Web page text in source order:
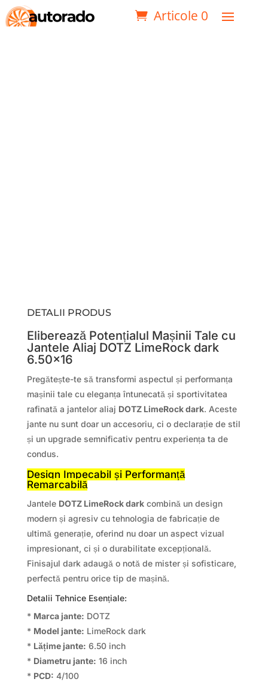
Articole 0
DETALII PRODUS
Eliberează Potențialul Mașinii Tale cu
Jantele Aliaj DOTZ LimeRock dark
6.50×16
Pregătește-te să transformi aspectul și performanța
mașinii tale cu eleganța întunecată și sportivitatea
rafinată a jantelor aliaj DOTZ LimeRock dark. Aceste
jante nu sunt doar un accesoriu, ci o declarație de stil
și un upgrade semnificativ pentru experiența ta de
condus.
Design Impecabil și Performanță
Remarcabilă
Jantele DOTZ LimeRock darkcombină un design
modern și agresiv cu tehnologia de fabricație de
ultimă generație, oferind nu doar un aspect vizual
impresionant, ci și o durabilitate excepțională.
Finisajul dark adaugă o notă de mister și sofisticare,
perfectă pentru orice tip de mașină.
Detalii Tehnice Esențiale:
* Marca jante: DOTZ
* Model jante: LimeRock dark
* Lățime jante: 6.50 inch
* Diametru jante: 16 inch
* PCD: 4/100